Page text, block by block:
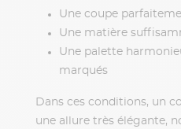
Une coupe
Une matière
Une palette
marqués
Dans ces conditions, un
une allure très élégante,